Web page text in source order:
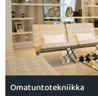
Omatuntotekniikka